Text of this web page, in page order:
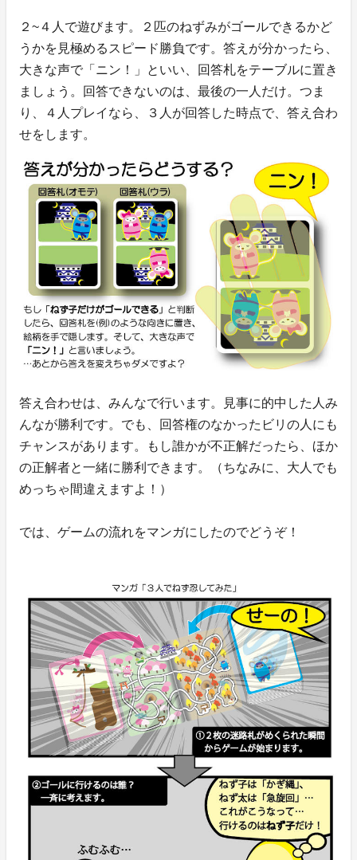
２~４人で遊びます。２匹のねずみがゴールできるかど
うかを見極めるスピード勝負です。答えが分かったら、
大きな声で「ニン！」といい、回答札をテーブルに置き
ましょう。回答できないのは、最後の一人だけ。つま
り、４人プレイなら、３人が回答した時点で、答え合わ
せをします。
答え合わせは、みんなで行います。見事に的中した人み
んなが勝利です。でも、回答権のなかったビリの人にも
チャンスがあります。もし誰かが不正解だったら、ほか
の正解者と一緒に勝利できます。（ちなみに、大人でも
めっちゃ間違えますよ！）
では、ゲームの流れをマンガにしたのでどうぞ！